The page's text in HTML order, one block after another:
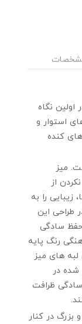
مشخصات
نگاه
استوار و
کنده
میز
از
را به
طراحی این
حفظ سادگی
رنگ پایه
های میز
شده در
ظرافت
بزرگ در کنار